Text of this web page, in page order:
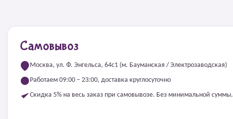
Самовывоз
Москва, ул. Ф. Энгельса, 64с1 (м. Бауманская / Электрозаводская)
Работаем 09:00 – 23:00, доставка круглосуточно
Скидка 5% на весь заказ при самовывозе. Без минимальной суммы.